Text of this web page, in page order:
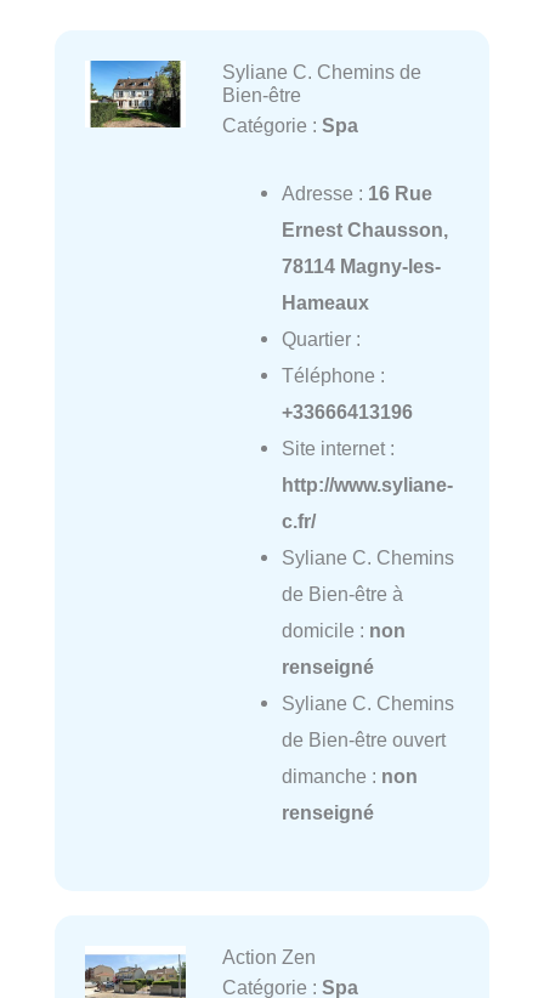
Syliane C. Chemins de
Bien-être
Catégorie : Spa
Adresse : 16 Rue
Ernest Chausson,
78114 Magny-les-
Hameaux
Quartier :
Téléphone :
+33666413196
Site internet :
http://www.syliane-
c.fr/
Syliane C. Chemins
de Bien-être à
domicile : non
renseigné
Syliane C. Chemins
de Bien-être ouvert
dimanche : non
renseigné
Action Zen
Catégorie : Spa